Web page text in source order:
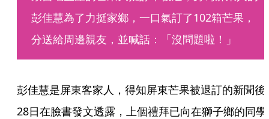
彭佳慧為了力挺家鄉，一口氣訂了102箱芒果，
分送給周邊親友，並喊話：「沒問題啦！」
彭佳慧是屏東客家人，得知屏東芒果被退訂的新聞後
28日在臉書發文透露，上個禮拜已向在獅子鄉的同學